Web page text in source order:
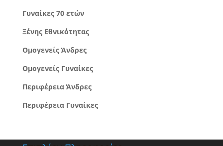
Γυναίκες 70 ετών
Ξένης Εθνικότητας
Ομογενείς Άνδρες
Ομογενείς Γυναίκες
Περιφέρεια Άνδρες
Περιφέρεια Γυναίκες